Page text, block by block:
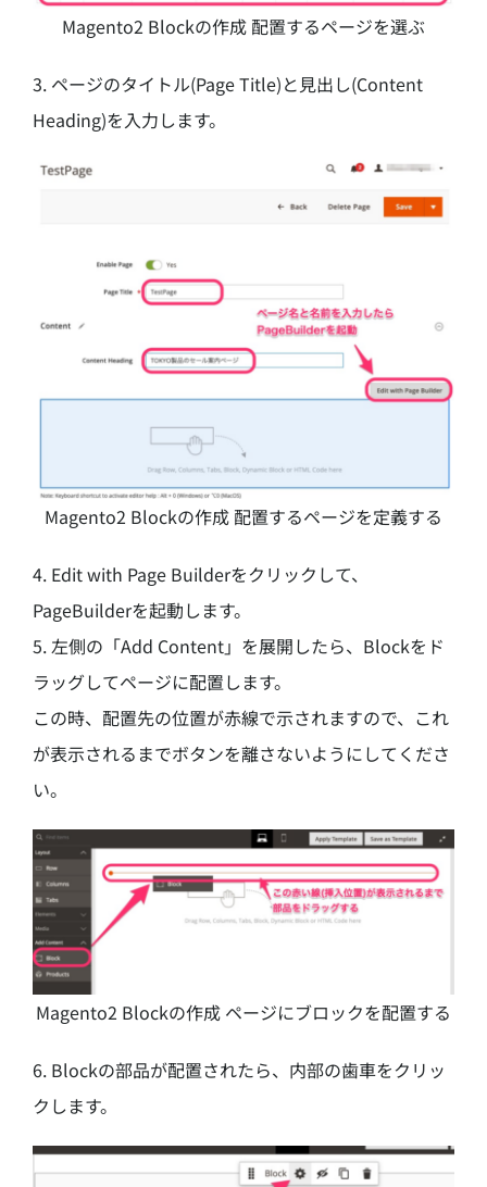
Magento2 Blockの作成 配置するページを選ぶ
3. ページのタイトル(Page Title)と見出し(Content
Heading)を入力します。
Magento2 Blockの作成 配置するページを定義する
4. Edit with Page Builderをクリックして、
PageBuilderを起動します。
5. 左側の「Add Content」を展開したら、Blockをド
ラッグしてページに配置します。
この時、配置先の位置が赤線で示されますので、これ
が表示されるまでボタンを離さないようにしてくださ
い。
Magento2 Blockの作成 ページにブロックを配置する
6. Blockの部品が配置されたら、内部の歯車をクリッ
クします。